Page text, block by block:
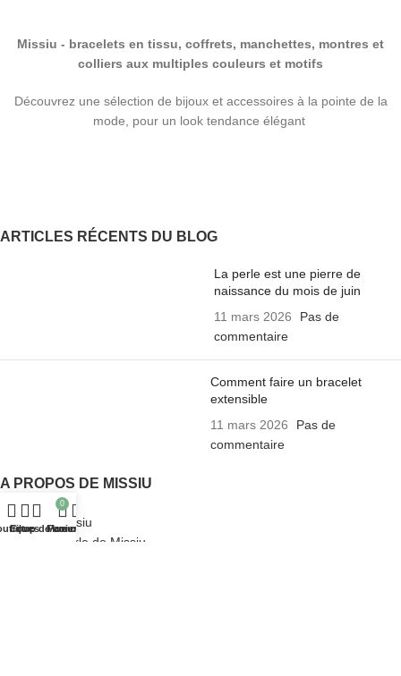
Missiu - bracelets en tissu, coffrets, manchettes, montres et
colliers aux multiples couleurs et motifs
Découvrez une sélection de bijoux et accessoires à la pointe de la
mode, pour un look tendance élégant
ARTICLES RÉCENTS DU BLOG
La perle est une pierre de
naissance du mois de juin
11 mars 2026
Pas de
commentaire
Comment faire un bracelet
extensible
11 mars 2026
Pas de
commentaire
A PROPOS DE MISSIU
Bracelets Missiu
La presse parle de Missiu
Filtres
Coup de cœur
0
Panier
Mon compte